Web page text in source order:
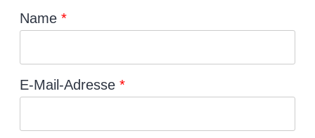
Name *
E-Mail-Adresse *